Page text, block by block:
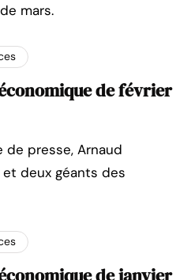
mars.
de février
presse, Arnaud
deux géants des
de janvier